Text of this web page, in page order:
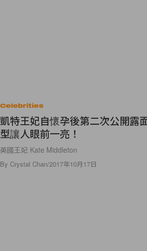
Celebrities
凱特王妃自懷孕後第二次公開露
型讓人眼前一亮！
英國王妃 Kate Middleton
By Crystal Chan/2017年10月17日